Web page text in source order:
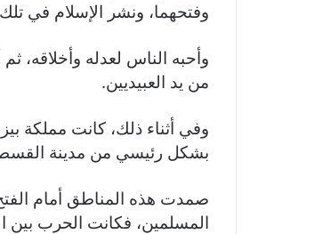
وفتحهما، ونشر الإسلام في
وأحبه الناس لعدله وأخلاقه،
من يد العبيديين.
وفي أثناء ذلك، كانت مملكة
بشكل رئيسي من مدينة
صمدت هذه المناطق أمام
المسلمين، فكانت الحرب بين